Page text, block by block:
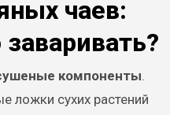
чаев:
компоненты.
ложки сухих растений